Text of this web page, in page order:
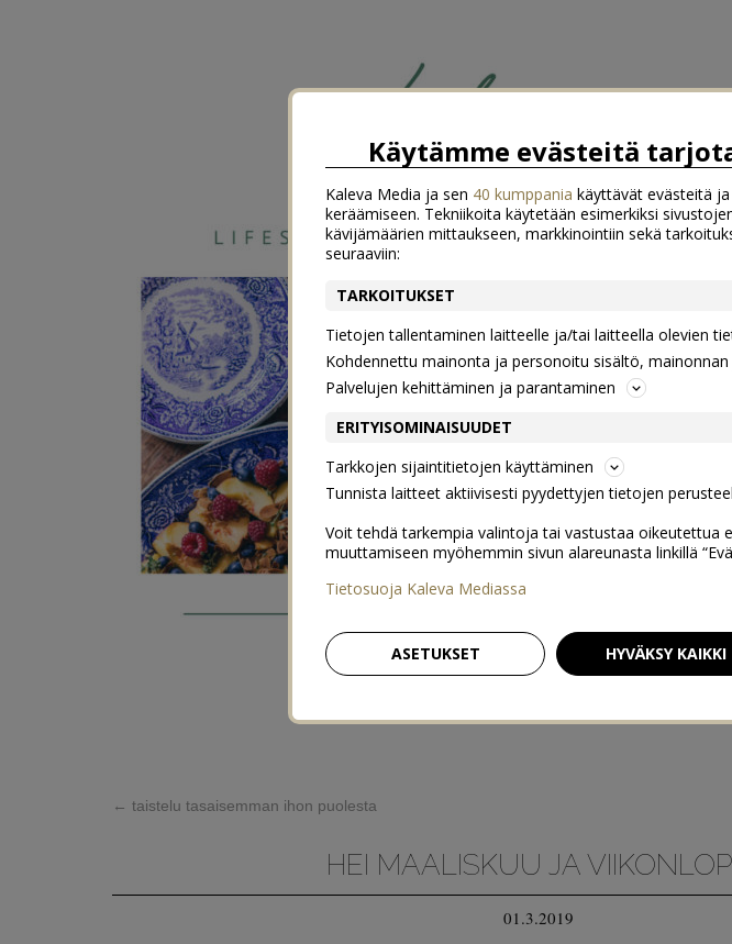
← taistelu tasaisemman ihon puolesta
HEI MAALISKUU JA
01.3.2019
Käytämme evästeitä
Kaleva Media ja sen 40 kumppania käyttävät evästeitä
keräämiseen. Tekniikoita käytetään esimerkiksi
kävijämäärien mittaukseen, markkinointiin sekä
seuraaviin:
TARKOITUKSET
Tietojen tallentaminen laitteelle ja/tai laitteella olevien
Kohdennettu mainonta ja personoitu sisältö,
Palvelujen kehittäminen ja parantaminen
ERITYISOMINAISUUDET
Tarkkojen sijaintitietojen käyttäminen
Tunnista laitteet aktiivisesti pyydettyjen tietojen
Voit tehdä tarkempia valintoja tai vastustaa oikeutettua
muuttamiseen myöhemmin sivun alareunasta linkillä
Tietosuoja Kaleva Mediassa
ASETUKSET HYVÄKSY KAIKKI